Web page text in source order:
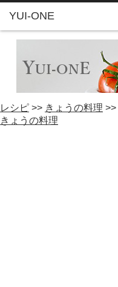
YUI-ONE
レシピ >> きょうの料理 >>
きょうの料理